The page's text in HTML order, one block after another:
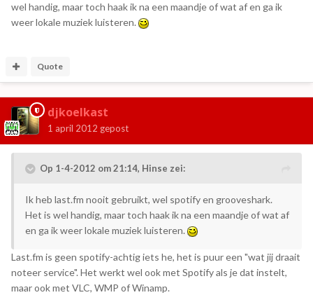
wel handig, maar toch haak ik na een maandje of wat af en ga ik
weer lokale muziek luisteren.
Quote
djkoelkast
1 april 2012 gepost
Op 1-4-2012 om 21:14, Hinse zei:
Ik heb last.fm nooit gebruikt, wel spotify en grooveshark.
Het is wel handig, maar toch haak ik na een maandje of wat af
en ga ik weer lokale muziek luisteren.
Last.fm is geen spotify-achtig iets he, het is puur een "wat jij draait
noteer service". Het werkt wel ook met Spotify als je dat instelt,
maar ook met VLC, WMP of Winamp.